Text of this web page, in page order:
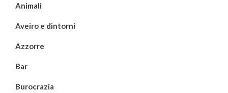
Animali
Aveiro e dintorni
Azzorre
Bar
Burocrazia